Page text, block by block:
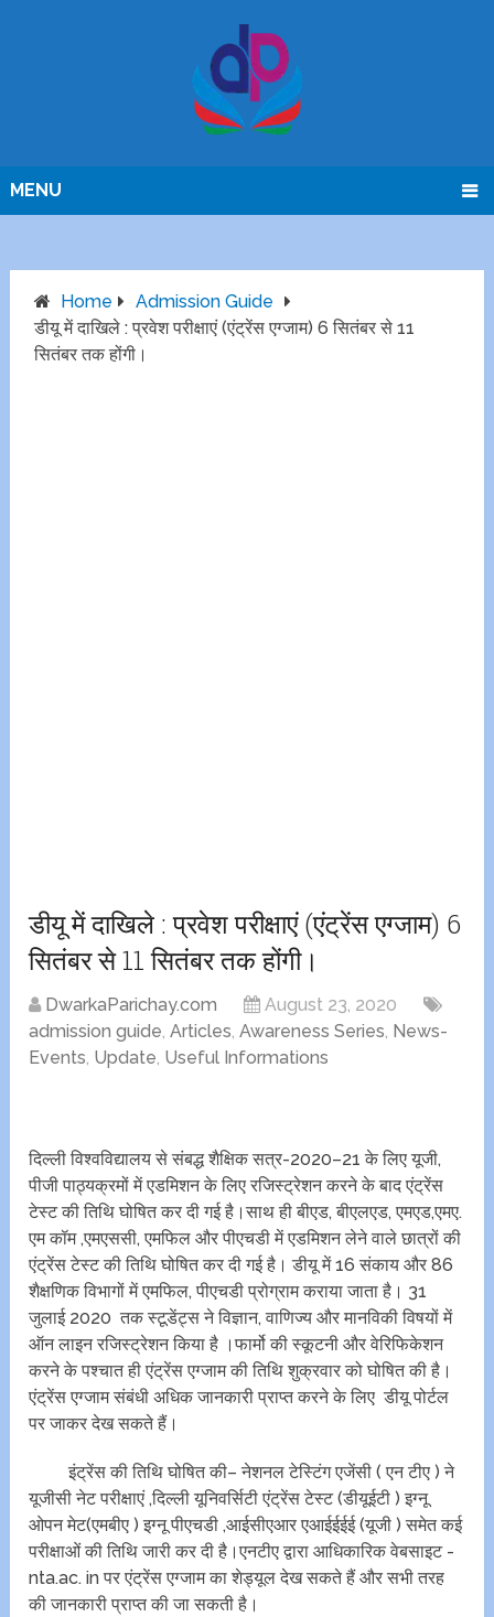
MENU
Home
Admission Guide
डीयू में दाखिले : प्रवेश परीक्षाएं (एंट्रेंस एग्जाम) 6 सितंबर से 11
सितंबर तक होंगी।
डीयू में दाखिले : प्रवेश परीक्षाएं (एंट्रेंस एग्जाम) 6
सितंबर से 11 सितंबर तक होंगी।
DwarkaParichay.com
August 23, 2020
admission guide,Articles,Awareness Series, News-
Events, Update, Useful Informations
दिल्ली विश्वविद्यालय से संबद्ध शैक्षिक सत्र-2020–21 के लिए यूजी,
पीजी पाठ्यक्रमों में एडमिशन के लिए रजिस्ट्रेशन करने के बाद एंट्रेंस
टेस्ट की तिथि घोषित कर दी गई है।साथ ही बीएड, बीएलएड, एमएड,एमए.
एम कॉम ,एमएससी, एमफिल और पीएचडी में एडमिशन लेने वाले छात्रों की
एंट्रेंस टेस्ट की तिथि घोषित कर दी गई है। डीयू में 16 संकाय और 86
शैक्षणिक विभागों में एमफिल, पीएचडी प्रोग्राम कराया जाता है। 31
जुलाई 2020 तक स्टूडेंट्स ने विज्ञान, वाणिज्य और मानविकी विषयों में
ऑन लाइन रजिस्ट्रेशन किया है ।फार्मो की स्कूटनी और वेरिफिकेशन
करने के पश्चात ही एंट्रेंस एग्जाम की तिथि शुक्रवार को घोषित की है।
एंट्रेंस एग्जाम संबंधी अधिक जानकारी प्राप्त करने के लिए डीयू पोर्टल
पर जाकर देख सकते हैं।
इंट्रेंस की तिथि घोषित की– नेशनल टेस्टिंग एजेंसी ( एन टीए ) ने
यूजीसी नेट परीक्षाएं ,दिल्ली यूनिवर्सिटी एंट्रेंस टेस्ट (डीयूईटी ) इग्नू
ओपन मेट(एमबीए ) इग्नू पीएचडी ,आईसीएआर एआईईईई (यूजी ) समेत कई
परीक्षाओं की तिथि जारी कर दी है।एनटीए द्वारा आधिकारिक वेबसाइट -
nta.ac. in पर एंट्रेंस एग्जाम का शेड्यूल देख सकते हैं और सभी तरह
की जानकारी प्राप्त की जा सकती है।